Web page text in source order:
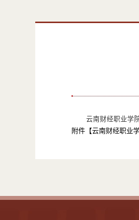
云南财经职业学
附件【云南财经职业